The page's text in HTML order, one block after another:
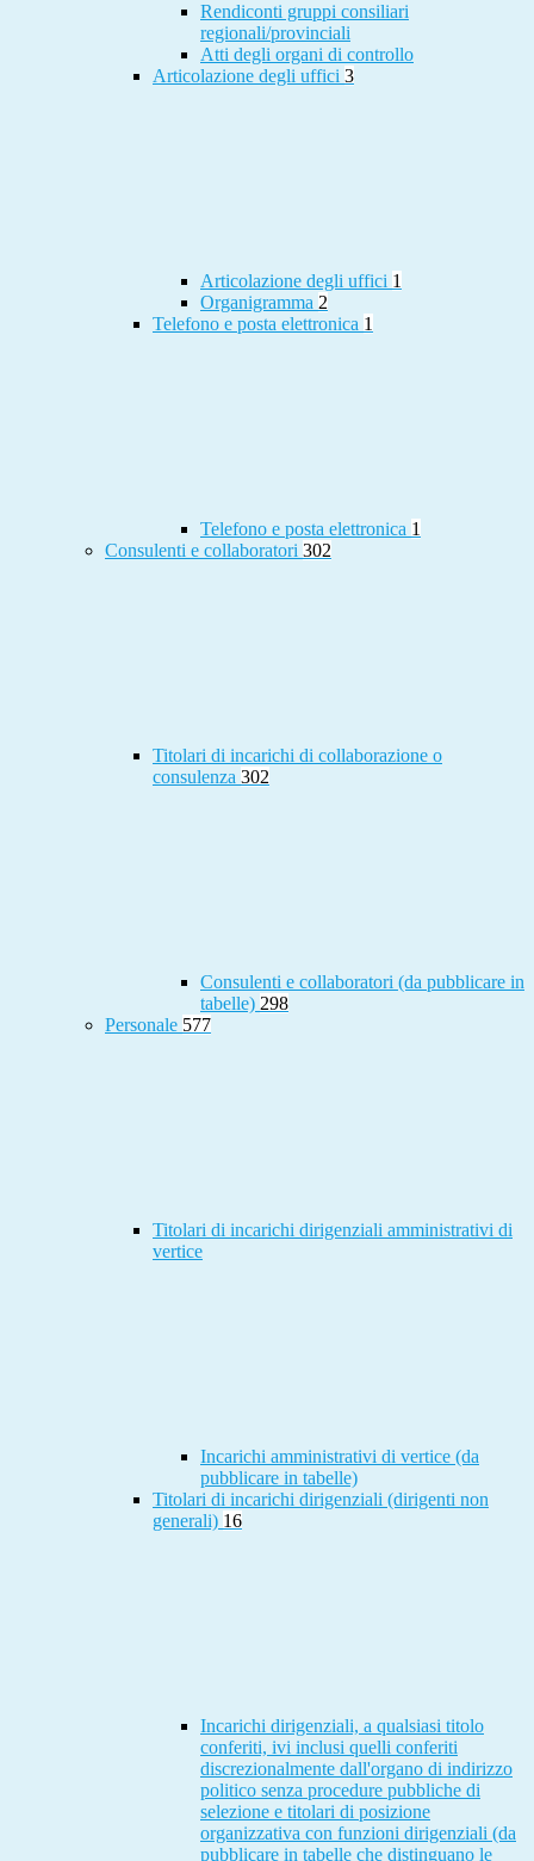
Rendiconti gruppi consiliari
regionali/provinciali
Atti degli organi di controllo
Articolazione degli uffici 3
Articolazione degli uffici 1
Organigramma 2
Telefono e posta elettronica 1
Telefono e posta elettronica 1
Consulenti e collaboratori 302
Titolari di incarichi di collaborazione o
consulenza 302
Consulenti e collaboratori (da pubblicare in
tabelle) 298
Personale 577
Titolari di incarichi dirigenziali amministrativi di
vertice
Incarichi amministrativi di vertice (da
pubblicare in tabelle)
Titolari di incarichi dirigenziali (dirigenti non
generali) 16
Incarichi dirigenziali, a qualsiasi titolo
conferiti, ivi inclusi quelli conferiti
discrezionalmente dall'organo di indirizzo
politico senza procedure pubbliche di
selezione e titolari di posizione
organizzativa con funzioni dirigenziali (da
pubblicare in tabelle che distinguano le